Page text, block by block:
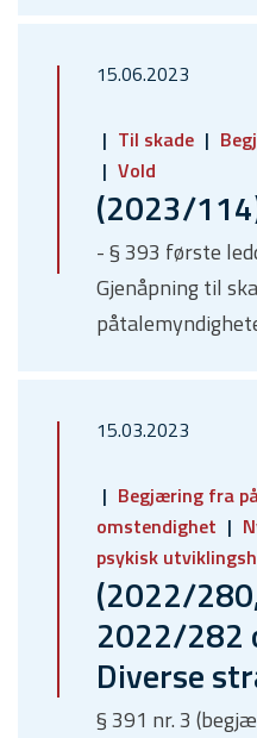
15.06.2023
Til skade
Vold
(2023/
- § 393 første
Gjenåpning til
15.03.2023
Begjæring fra
omstendighet
psykisk
(2022/
2022/282
Diverse
§ 391 nr. 3